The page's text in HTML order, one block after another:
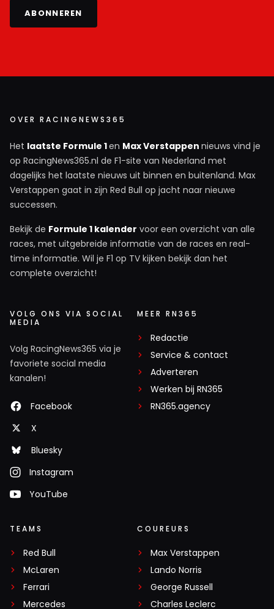
ABONNEREN
OVER RACINGNEWS365
Het laatste Formule 1en Max Verstappen nieuws vind je
op RacingNews365.nl de F1-site van Nederland met
dagelijks het laatste nieuws uit binnen en buitenland. Max
Verstappen gaat in zijn Red Bull op jacht naar nieuwe
successen.
Bekijk de Formule 1 kalender voor een overzicht van alle
races, met uitgebreide informatie van de races en real-
time informatie. Wil je F1 op TV kijken bekijk dan het
complete overzicht!
VOLG ONS VIA SOCIAL
MEDIA
Volg RacingNews365 via je
favoriete social media
kanalen!
Facebook
X
Bluesky
Instagram
YouTube
MEER RN365
Redactie
Service & contact
Adverteren
Werken bij RN365
RN365.agency
TEAMS
Red Bull
McLaren
Ferrari
Mercedes
COUREURS
Max Verstappen
Lando Norris
George Russell
Charles Leclerc